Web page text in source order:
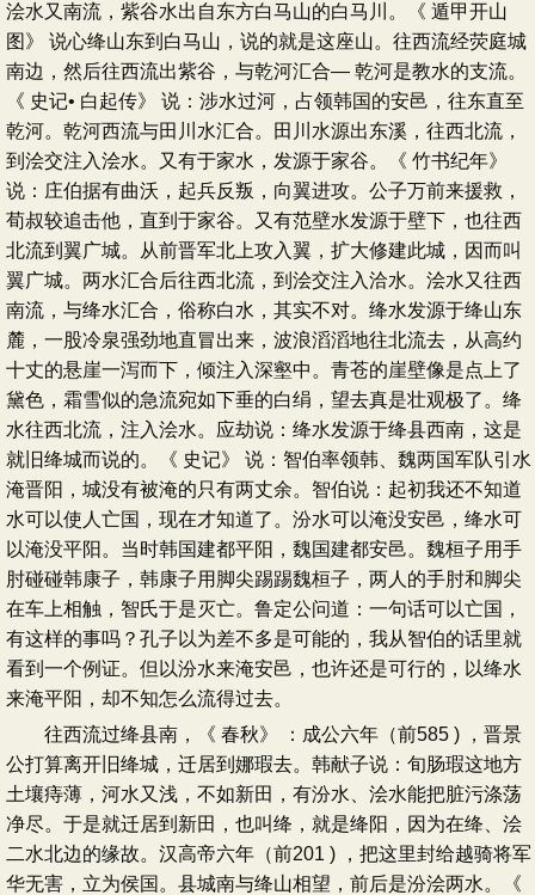
浍水又南流，紫谷水出自东方白马山的白马川。《 遁甲开山
图》 说心绛山东到白马山，说的就是这座山。往西流经荧庭城
南边，然后往西流出紫谷，与乾河汇合― 乾河是教水的支流。
《 史记• 白起传》 说：涉水过河，占领韩国的安邑，往东直至
乾河。乾河西流与田川水汇合。田川水源出东溪，往西北流，
到浍交注入浍水。又有于家水，发源于家谷。《 竹书纪年》
说：庄伯据有曲沃，起兵反叛，向翼进攻。公子万前来援救，
荀叔较追击他，直到于家谷。又有范壁水发源于壁下，也往西
北流到翼广城。从前晋军北上攻入翼，扩大修建此城，因而叫
翼广城。两水汇合后往西北流，到浍交注入洽水。浍水又往西
南流，与绛水汇合，俗称白水，其实不对。绛水发源于绛山东
麓，一股冷泉强劲地直冒出来，波浪滔滔地往北流去，从高约
十丈的悬崖一泻而下，倾注入深壑中。青苍的崖壁像是点上了
黛色，霜雪似的急流宛如下垂的白绢，望去真是壮观极了。绛
水往西北流，注入浍水。应劫说：绛水发源于绛县西南，这是
就旧绛城而说的。《 史记》 说：智伯率领韩、魏两国军队引水
淹晋阳，城没有被淹的只有两丈余。智伯说：起初我还不知道
水可以使人亡国，现在才知道了。汾水可以淹没安邑，绛水可
以淹没平阳。当时韩国建都平阳，魏国建都安邑。魏桓子用手
肘碰碰韩康子，韩康子用脚尖踢踢魏桓子，两人的手肘和脚尖
在车上相触，智氏于是灭亡。鲁定公问道：一句话可以亡国，
有这样的事吗？孔子以为差不多是可能的，我从智伯的话里就
看到一个例证。但以汾水来淹安邑，也许还是可行的，以绛水
来淹平阳，却不知怎么流得过去。
往西流过绛县南，《 春秋》 ：成公六年（前585 ) ，晋景
公打算离开旧绛城，迁居到娜瑕去。韩献子说：旬肠瑕这地方
土壤痔薄，河水又浅，不如新田，有汾水、浍水能把脏污涤荡
净尽。于是就迁居到新田，也叫绛，就是绛阳，因为在绛、浍
二水北边的缘故。汉高帝六年（前201 ) ，把这里封给越骑将军
华无害，立为侯国。县城南与绛山相望，前后是汾浍两水。《